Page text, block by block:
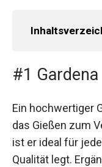
#1
Ein hochwertiger
das Gießen zum
ist er ideal für
Qualität legt.